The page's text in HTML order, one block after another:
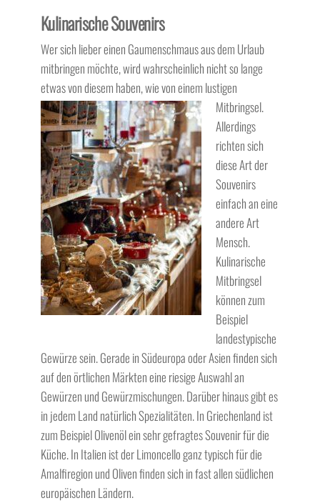
Kulinarische Souvenirs
Wer sich lieber einen Gaumenschmaus aus dem Urlaub
mitbringen möchte, wird wahrscheinlich nicht so lange
etwas von diesem haben, wie von einem lustigen
Mitbringsel.
Allerdings
richten sich
diese Art der
Souvenirs
einfach an eine
andere Art
Mensch.
Kulinarische
Mitbringsel
können zum
Beispiel
landestypische
Gewürze sein. Gerade in Südeuropa oder Asien finden sich
auf den örtlichen Märkten eine riesige Auswahl an
Gewürzen und Gewürzmischungen. Darüber hinaus gibt es
in jedem Land natürlich Spezialitäten. In Griechenland ist
zum Beispiel Olivenöl ein sehr gefragtes Souvenir für die
Küche. In Italien ist der Limoncello ganz typisch für die
Amalfiregion und Oliven finden sich in fast allen südlichen
europäischen Ländern.